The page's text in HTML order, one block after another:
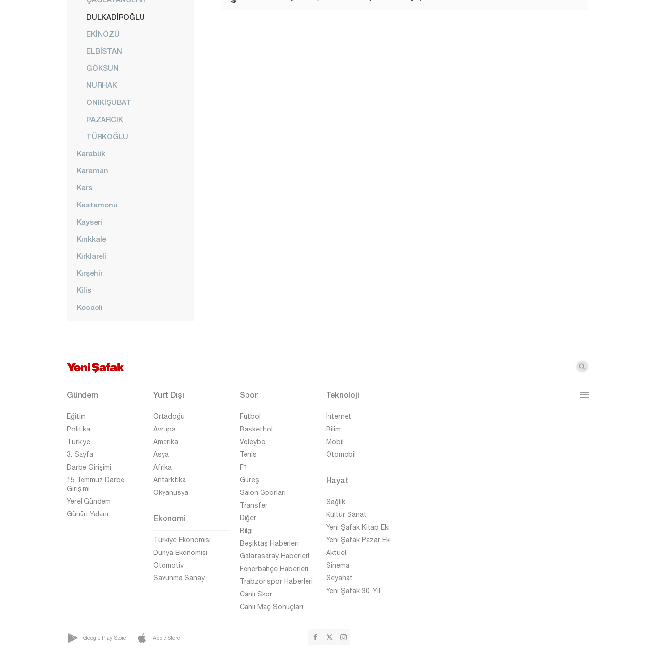
DULKADİROĞLU
EKİNÖZÜ
ELBİSTAN
GÖKSUN
NURHAK
ONİKİŞUBAT
PAZARCIK
TÜRKOĞLU
Karabük
Karaman
Kars
Kastamonu
Kayseri
Kırıkkale
Kırklareli
Kırşehir
Kilis
Kocaeli
Manisa
Mardin
Muğla
Muş
Nevşehir
Niğde
Ordu
Osmaniye
Şırnak
Gündem
Eğitim
Politika
Türkiye
3. Sayfa
Darbe Girişimi
15 Temmuz Darbe
Girişimi
Yerel Gündem
Günün Yalanı
Yurt Dışı
Ortadoğu
Avrupa
Amerika
Asya
Afrika
Antarktika
Okyanusya
Ekonomi
Türkiye Ekonomisi
Dünya Ekonomisi
Otomotiv
Savunma Sanayi
Spor
Futbol
Basketbol
Voleybol
Tenis
F1
Güreş
Salon Sporları
Transfer
Diğer
Bilgi
Beşiktaş Haberleri
Galatasaray Haberleri
Fenerbahçe Haberleri
Trabzonspor Haberleri
Canlı Skor
Canlı Maç Sonuçları
Teknoloji
İnternet
Bilim
Mobil
Otomobil
Hayat
Sağlık
Kültür Sanat
Yeni Şafak Kitap Eki
Yeni Şafak Pazar Eki
Aktüel
Sinema
Seyahat
Yeni Şafak 30. Yıl
Google Play Store Apple Store